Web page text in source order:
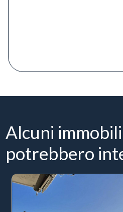
Alcuni
potrebbero